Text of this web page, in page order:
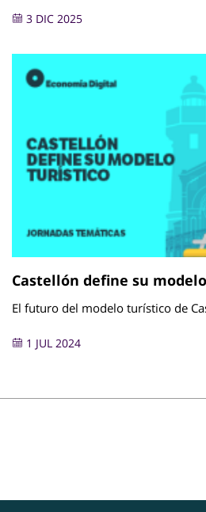
3 DIC 2025
Castellón define su
El futuro del modelo turístico de
1 JUL 2024